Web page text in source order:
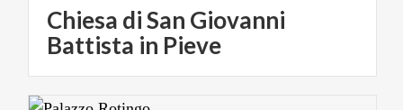
Chiesa di San Giovanni
Battista in Pieve